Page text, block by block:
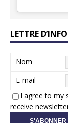
LETTRE
Nom
E-mail
I agree to my
receive